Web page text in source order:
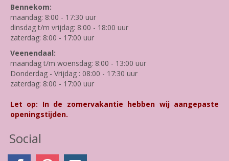
Bennekom:
maandag: 8:00 - 17:30 uur
dinsdag t/m vrijdag: 8:00 - 18:00 uur
zaterdag: 8:00 - 17:00 uur
Veenendaal:
maandag t/m woensdag: 8:00 - 13:00 uur
Donderdag - Vrijdag : 08:00 - 17:30 uur
zaterdag: 8:00 - 17:00 uur
Let op: In de zomervakantie hebben wij aangepaste
openingstijden.
Social